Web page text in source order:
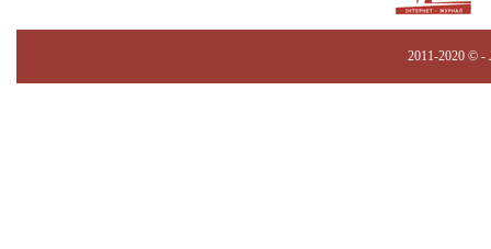
2011-2020 © -